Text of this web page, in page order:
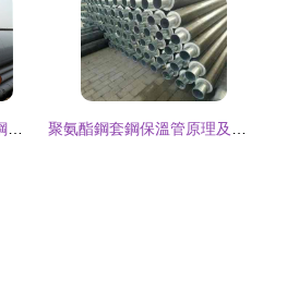
宿遷老品牌IPN8710防腐鋼管 瑞盛管道刁凡，管件齊全品質可靠 聚氨酯鋼套鋼保溫管原理及其關鍵管件解析